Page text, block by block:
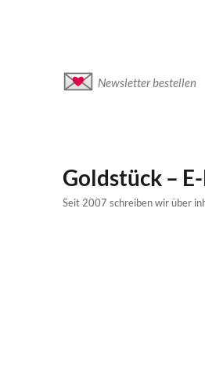
Newsletter bestellen
Goldstück –
Seit 2007 schreiben wir über